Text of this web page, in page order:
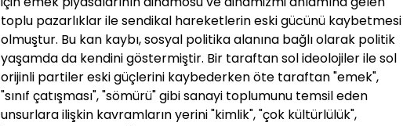
toplu pazarlıklar ile sendikal hareketlerin eski gücünü kaybetmesi
olmuştur. Bu kan kaybı, sosyal politika alanına bağlı olarak politik
yaşamda da kendini göstermiştir. Bir taraftan sol ideolojiler ile sol
orijinli partiler eski güçlerini kaybederken öte taraftan "emek",
"sınıf çatışması", "sömürü" gibi sanayi toplumunu temsil eden
unsurlara ilişkin kavramların yerini "kimlik", "çok kültürlülük",